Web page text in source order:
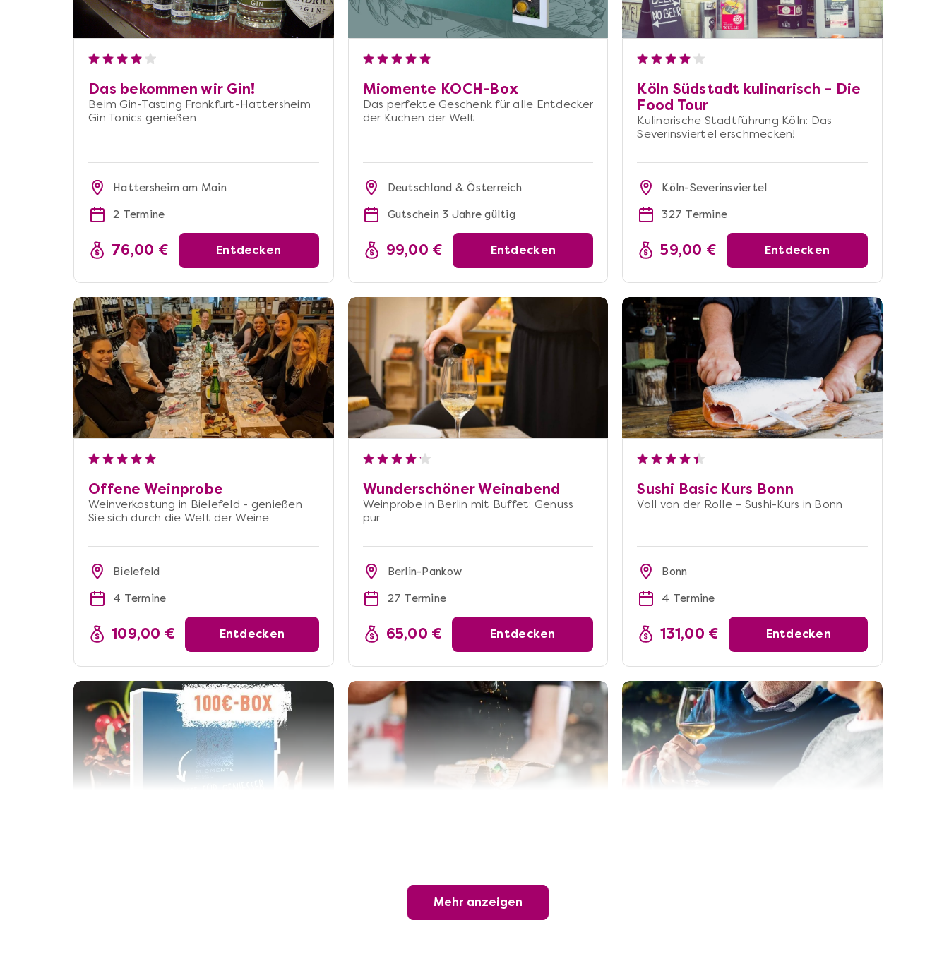
Das bekommen wir Gin!
Beim Gin-Tasting Frankfurt-Hattersheim
Gin Tonics genießen
Hattersheim am Main
2 Termine
76,00 € Entdecken
Miomente KOCH-Box
Das perfekte Geschenk für alle Entdecker
der Küchen der Welt
Deutschland & Österreich
Gutschein 3 Jahre gültig
99,00 € Entdecken
Köln Südstadt kulinarisch – Die
Food Tour
Kulinarische Stadtführung Köln: Das
Severinsviertel erschmecken!
Köln-Severinsviertel
327 Termine
59,00 € Entdecken
Offene Weinprobe
Weinverkostung in Bielefeld - genießen
Sie sich durch die Welt der Weine
Bielefeld
4 Termine
109,00 € Entdecken
Wunderschöner Weinabend
Weinprobe in Berlin mit Buffet: Genuss
pur
Berlin-Pankow
27 Termine
65,00 € Entdecken
Sushi Basic Kurs Bonn
Voll von der Rolle – Sushi-Kurs in Bonn
Bonn
4 Termine
131,00 € Entdecken
Online Sushi Kochkurs: Alles rund um die
perfekte Maki-Rolle!Mehr anzeigen